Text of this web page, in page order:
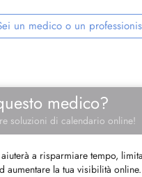
un medico o un
medico?
soluzioni di calendario online!
a risparmiare tempo,
aumentare la tua visibilità online.